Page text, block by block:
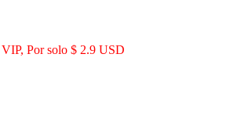
Por solo $ 2.9 USD